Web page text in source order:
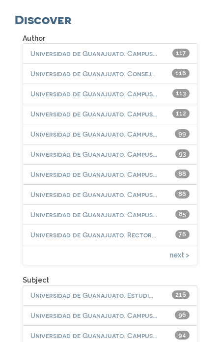
Discover
Author
117
Universidad de Guanajuato. Campus...
116
Universidad de Guanajuato. Consej...
113
Universidad de Guanajuato. Campus...
112
Universidad de Guanajuato. Campus...
99
Universidad de Guanajuato. Campus...
93
Universidad de Guanajuato. Campus...
88
Universidad de Guanajuato. Campus...
86
Universidad de Guanajuato. Campus...
85
Universidad de Guanajuato. Campus...
76
Universidad de Guanajuato. Rector...
next >
Subject
216
Universidad de Guanajuato. Estudi...
96
Universidad de Guanajuato. Campus...
94
Universidad de Guanajuato. Campus...